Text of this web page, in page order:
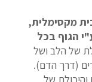
מקסימלית,
הגוף בכל
של הלב ושל
(דרך הדם).
של